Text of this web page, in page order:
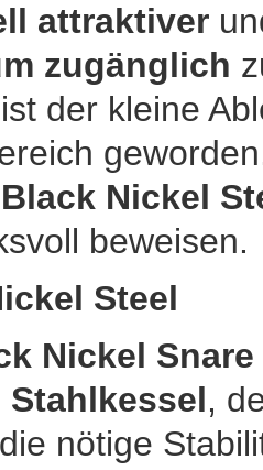
attraktiver
zugänglich
der kleine
Nickel
beweisen.
Steel
Nickel Snare
Stahlkessel,
die nötige